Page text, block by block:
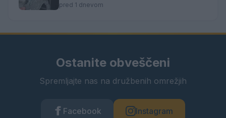
pred 1 dnevom
Ostanite obveščeni
Spremljajte nas na družbenih omrežjih
Facebook Instagram